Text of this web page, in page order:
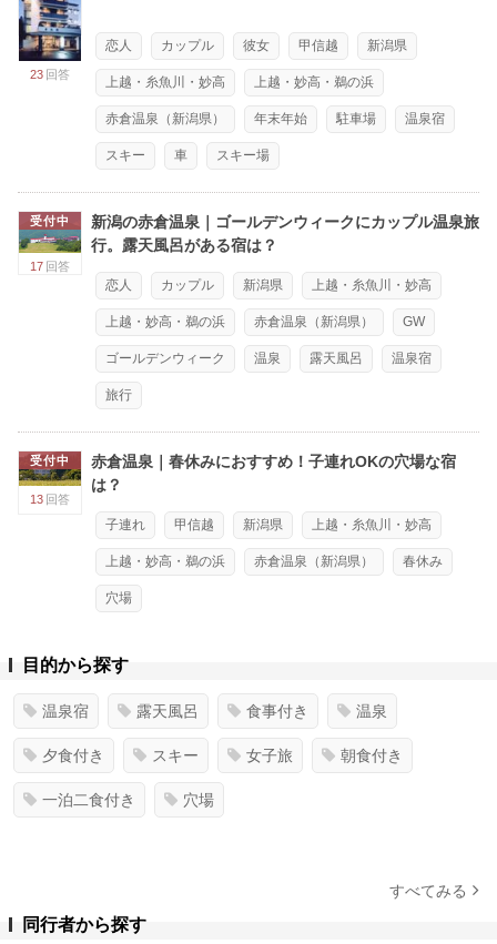
23 回答
恋人 カップル 彼女 甲信越 新潟県
上越・糸魚川・妙高 上越・妙高・鵜の浜
赤倉温泉（新潟県） 年末年始 駐車場 温泉宿
スキー 車 スキー場
受付中
17 回答
新潟の赤倉温泉｜ゴールデンウィークにカップル温泉旅
行。露天風呂がある宿は？
恋人 カップル 新潟県 上越・糸魚川・妙高
上越・妙高・鵜の浜 赤倉温泉（新潟県） GW
ゴールデンウィーク 温泉 露天風呂 温泉宿
旅行
受付中
13 回答
赤倉温泉｜春休みにおすすめ！子連れOKの穴場な宿
は？
子連れ 甲信越 新潟県 上越・糸魚川・妙高
上越・妙高・鵜の浜 赤倉温泉（新潟県） 春休み
穴場
目的から探す
温泉宿 露天風呂 食事付き 温泉
夕食付き スキー 女子旅 朝食付き
一泊二食付き 穴場
すべてみる
同行者から探す